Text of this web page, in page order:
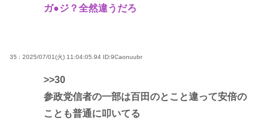
ガ●ジ？全然違うだろ
35 : 2025/07/01(火) 11:04:05.94 ID:9Caonuubr
>>30
参政党信者の一部は百田のとこと違って安倍の
ことも普通に叩いてる